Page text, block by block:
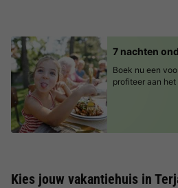
7 nachten
Boek nu een
profiteer aan
Kies jouw vakantiehuis in